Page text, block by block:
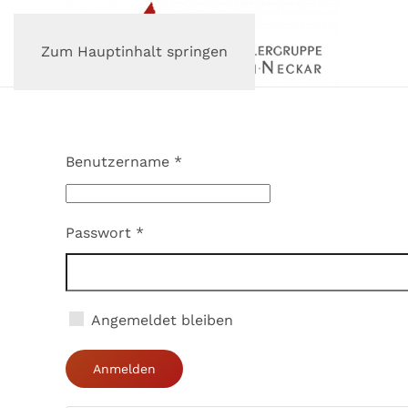
Zum Hauptinhalt springen
Benutzername *
Passwort *
Angemeldet bleiben
Anmelden